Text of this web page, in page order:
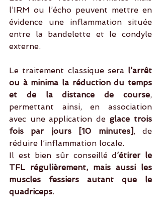
l’IRM ou l’écho peuvent mettre en
évidence une inflammation située
entre la bandelette et le condyle
externe.
Le traitement classique sera l’arrêt
ou à minima la réduction du temps
et de la distance de course,
permettant ainsi, en association
avec une application de glace trois
fois par jours [10 minutes], de
réduire l’inflammation locale.
Il est bien sûr conseillé d ’étirer le
TFL régulièrement, mais aussi les
muscles fessiers autant que le
quadriceps.